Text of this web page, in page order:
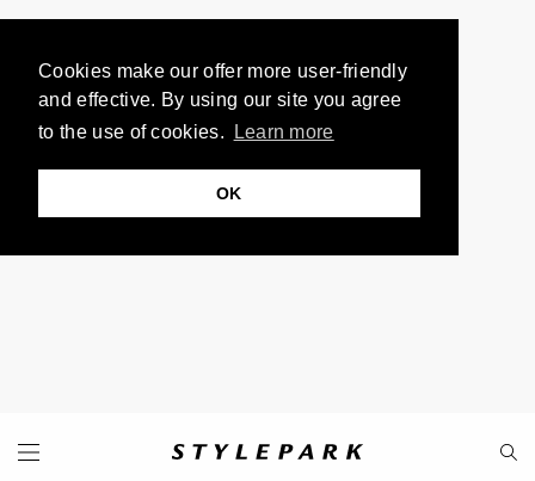
Cookies make our offer more user-friendly
and effective. By using our site you agree
to the use of cookies.
Learn more
OK